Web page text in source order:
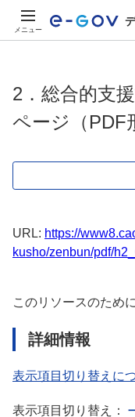
メニュー
2．総合的支
ページ（PDF
URL: https://
kusho/zenbun/pdf/
このリソースのため
詳細情報
表示項目切り替えに
表示項目切り替え：